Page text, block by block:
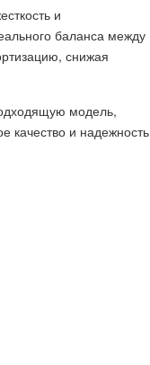
и
баланса между
снижая
модель,
качество и надежность